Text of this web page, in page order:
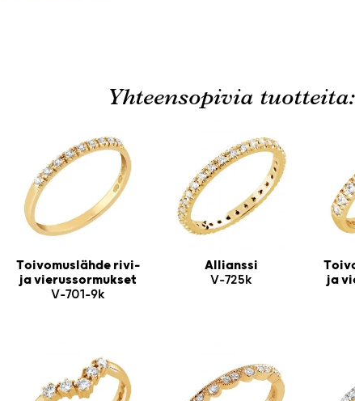
Yhteensopivia tuotteita:
Toivomuslähde rivi-
ja vierussormukset
V-701-9k
Allianssi
V-725k
ja